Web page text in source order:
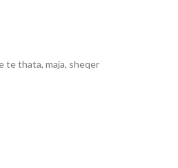
te thata, maja, sheqer